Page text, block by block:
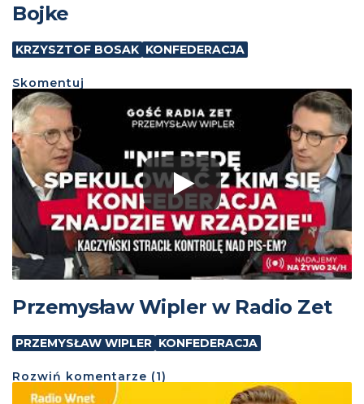
Bojke
KRZYSZTOF BOSAK KONFEDERACJA
Skomentuj
Przemysław Wipler w Radio Zet
PRZEMYSŁAW WIPLER KONFEDERACJA
Rozwiń komentarze (1)